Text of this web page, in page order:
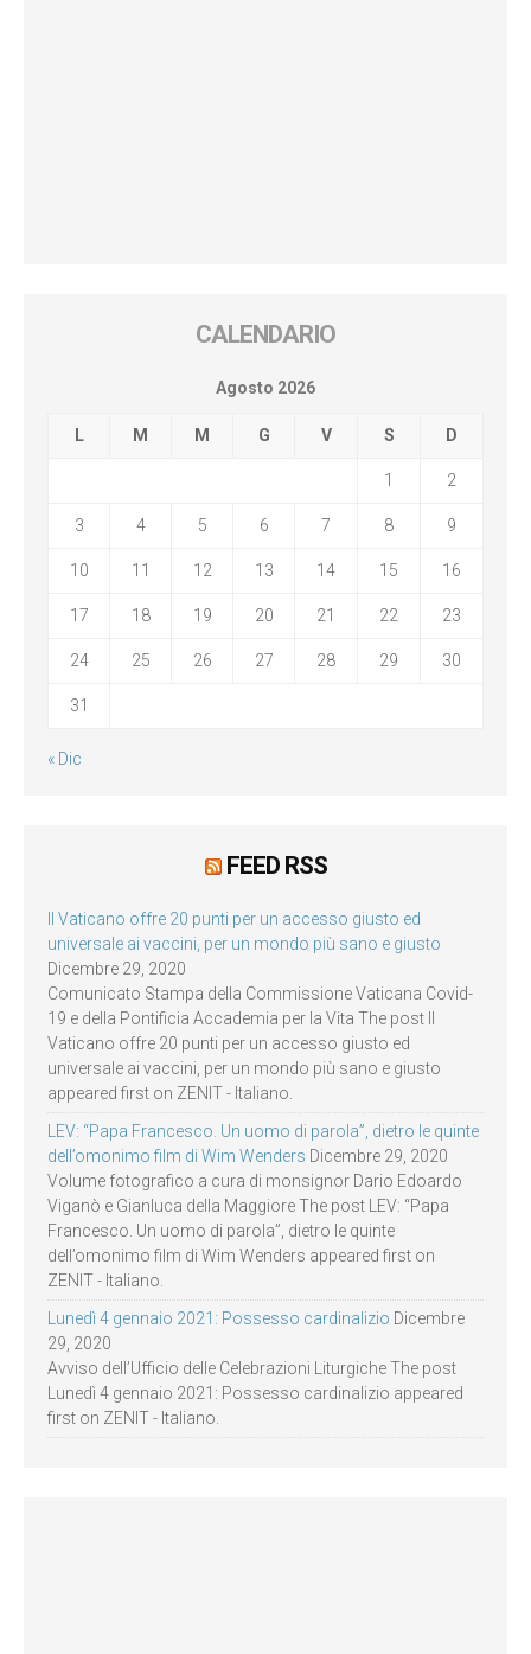
CALENDARIO
Agosto 2026
L M M G V S D
1 2
3 4 5 6 7 8 9
10 11 12 13 14 15 16
17 18 19 20 21 22 23
24 25 26 27 28 29 30
31
« Dic
FEED RSS
Il Vaticano offre 20 punti per un accesso giusto ed
universale ai vaccini, per un mondo più sano e giusto
Dicembre 29, 2020
Comunicato Stampa della Commissione Vaticana Covid-
19 e della Pontificia Accademia per la Vita The post Il
Vaticano offre 20 punti per un accesso giusto ed
universale ai vaccini, per un mondo più sano e giusto
appeared first on ZENIT - Italiano.
LEV: “Papa Francesco. Un uomo di parola”, dietro le quinte
dell’omonimo film di Wim Wenders Dicembre 29, 2020
Volume fotografico a cura di monsignor Dario Edoardo
Viganò e Gianluca della Maggiore The post LEV: “Papa
Francesco. Un uomo di parola”, dietro le quinte
dell’omonimo film di Wim Wenders appeared first on
ZENIT - Italiano.
Lunedì 4 gennaio 2021: Possesso cardinalizio Dicembre
29, 2020
Avviso dell’Ufficio delle Celebrazioni Liturgiche The post
Lunedì 4 gennaio 2021: Possesso cardinalizio appeared
first on ZENIT - Italiano.